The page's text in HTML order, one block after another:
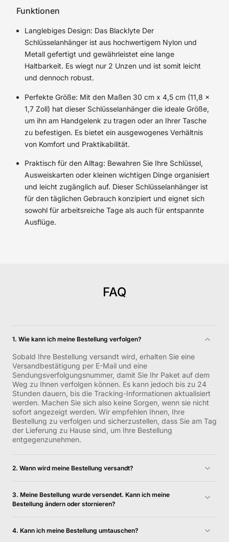
Funktionen
Langlebiges Design: Das Blacklyte Der
Schlüsselanhänger ist aus hochwertigem Nylon und
Metall gefertigt und gewährleistet eine lange
Haltbarkeit. Es wiegt nur 2 Unzen und ist somit leicht
und dennoch robust.
Perfekte Größe: Mit den Maßen 30 cm x 4,5 cm (11,8 x
1,7 Zoll) hat dieser Schlüsselanhänger die ideale Größe,
um ihn am Handgelenk zu tragen oder an Ihrer Tasche
zu befestigen. Es bietet ein ausgewogenes Verhältnis
von Komfort und Praktikabilität.
Praktisch für den Alltag: Bewahren Sie Ihre Schlüssel,
Ausweiskarten oder kleinen wichtigen Dinge organisiert
und leicht zugänglich auf. Dieser Schlüsselanhänger ist
für den täglichen Gebrauch konzipiert und eignet sich
sowohl für arbeitsreiche Tage als auch für entspannte
Ausflüge.
FAQ
1. Wie kann ich meine Bestellung verfolgen?
Sobald Ihre Bestellung versandt wird, erhalten Sie eine
Versandbestätigung per E-Mail und eine
Sendungsverfolgungsnummer, damit Sie Ihr Paket auf dem
Weg zu Ihnen verfolgen können. Es kann jedoch bis zu 24
Stunden dauern, bis die Tracking-Informationen aktualisiert
werden. Machen Sie sich also keine Sorgen, wenn sie nicht
sofort angezeigt werden. Wir empfehlen Ihnen, Ihre
Bestellung zu verfolgen und sicherzustellen, dass Sie am Tag
der Lieferung zu Hause sind, um Ihre Bestellung
entgegenzunehmen.
2. Wann wird meine Bestellung versandt?
nächsten Werktag versandt und innerhalb von 1–5
Werktagen geliefert. Weitere Informationen finden Sie in
3. Meine Bestellung wurde versendet. Kann ich meine
Bestellung ändern oder stornieren?
mehr stornieren.
4. Kann ich meine Bestellung umtauschen?